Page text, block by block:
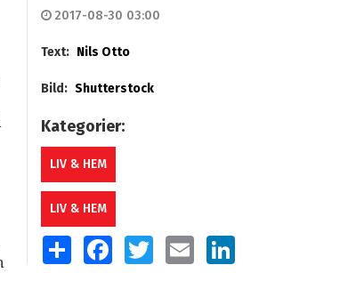
2017-08-30 03:00
Text: Nils Otto
Bild: Shutterstock
Kategorier:
LIV & HEM
LIV & HEM
SHARE FACEBOOKTWITTEREMAIL LINKEDIN